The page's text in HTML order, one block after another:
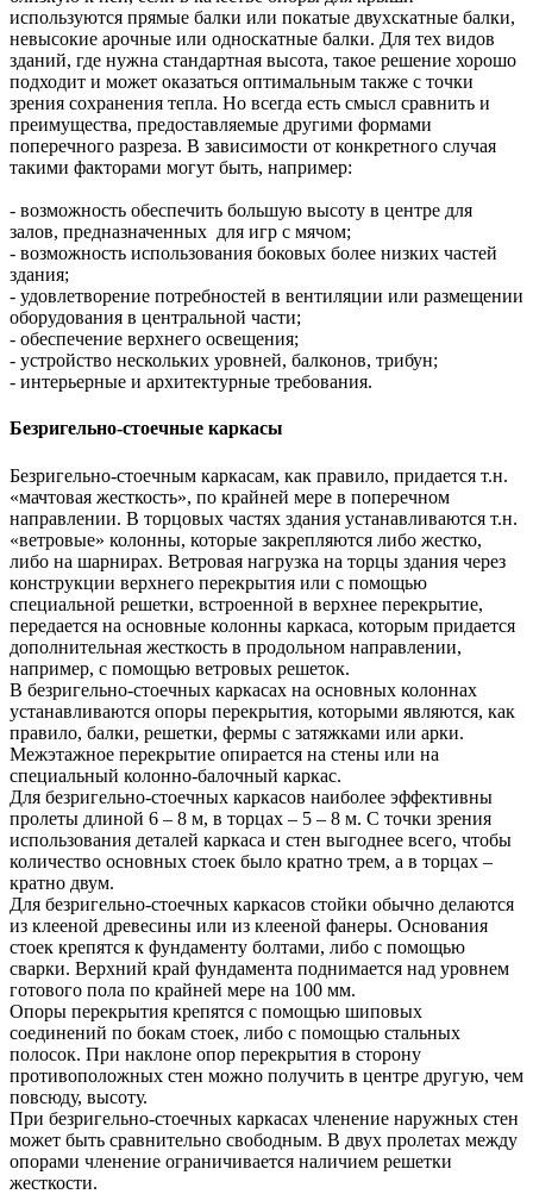
используются прямые балки или покатые двухскатные балки,
невысокие арочные или односкатные балки. Для тех видов
зданий, где нужна стандартная высота, такое решение хорошо
подходит и может оказаться оптимальным также с точки
зрения сохранения тепла. Но всегда есть смысл сравнить и
преимущества, предоставляемые другими формами
поперечного разреза. В зависимости от конкретного случая
такими факторами могут быть, например:
- возможность обеспечить большую высоту в центре для
залов, предназначенных для игр с мячом;
- возможность использования боковых более низких частей
здания;
- удовлетворение потребностей в вентиляции или размещении
оборудования в центральной части;
- обеспечение верхнего освещения;
- устройство нескольких уровней, балконов, трибун;
- интерьерные и архитектурные требования.
Безригельно-стоечные каркасы
Безригельно-стоечным каркасам, как правило, придается т.н.
«мачтовая жесткость», по крайней мере в поперечном
направлении. В торцовых частях здания устанавливаются т.н.
«ветровые» колонны, которые закрепляются либо жестко,
либо на шарнирах. Ветровая нагрузка на торцы здания через
конструкции верхнего перекрытия или с помощью
специальной решетки, встроенной в верхнее перекрытие,
передается на основные колонны каркаса, которым придается
дополнительная жесткость в продольном направлении,
например, с помощью ветровых решеток.
В безригельно-стоечных каркасах на основных колоннах
устанавливаются опоры перекрытия, которыми являются, как
правило, балки, решетки, фермы с затяжками или арки.
Межэтажное перекрытие опирается на стены или на
специальный колонно-балочный каркас.
Для безригельно-стоечных каркасов наиболее эффективны
пролеты длиной 6 – 8 м, в торцах – 5 – 8 м. С точки зрения
использования деталей каркаса и стен выгоднее всего, чтобы
количество основных стоек было кратно трем, а в торцах –
кратно двум.
Для безригельно-стоечных каркасов стойки обычно делаются
из клееной древесины или из клееной фанеры. Основания
стоек крепятся к фундаменту болтами, либо с помощью
сварки. Верхний край фундамента поднимается над уровнем
готового пола по крайней мере на 100 мм.
Опоры перекрытия крепятся с помощью шиповых
соединений по бокам стоек, либо с помощью стальных
полосок. При наклоне опор перекрытия в сторону
противоположных стен можно получить в центре другую, чем
повсюду, высоту.
При безригельно-стоечных каркасах членение наружных стен
может быть сравнительно свободным. В двух пролетах между
опорами членение ограничивается наличием решетки
жесткости.